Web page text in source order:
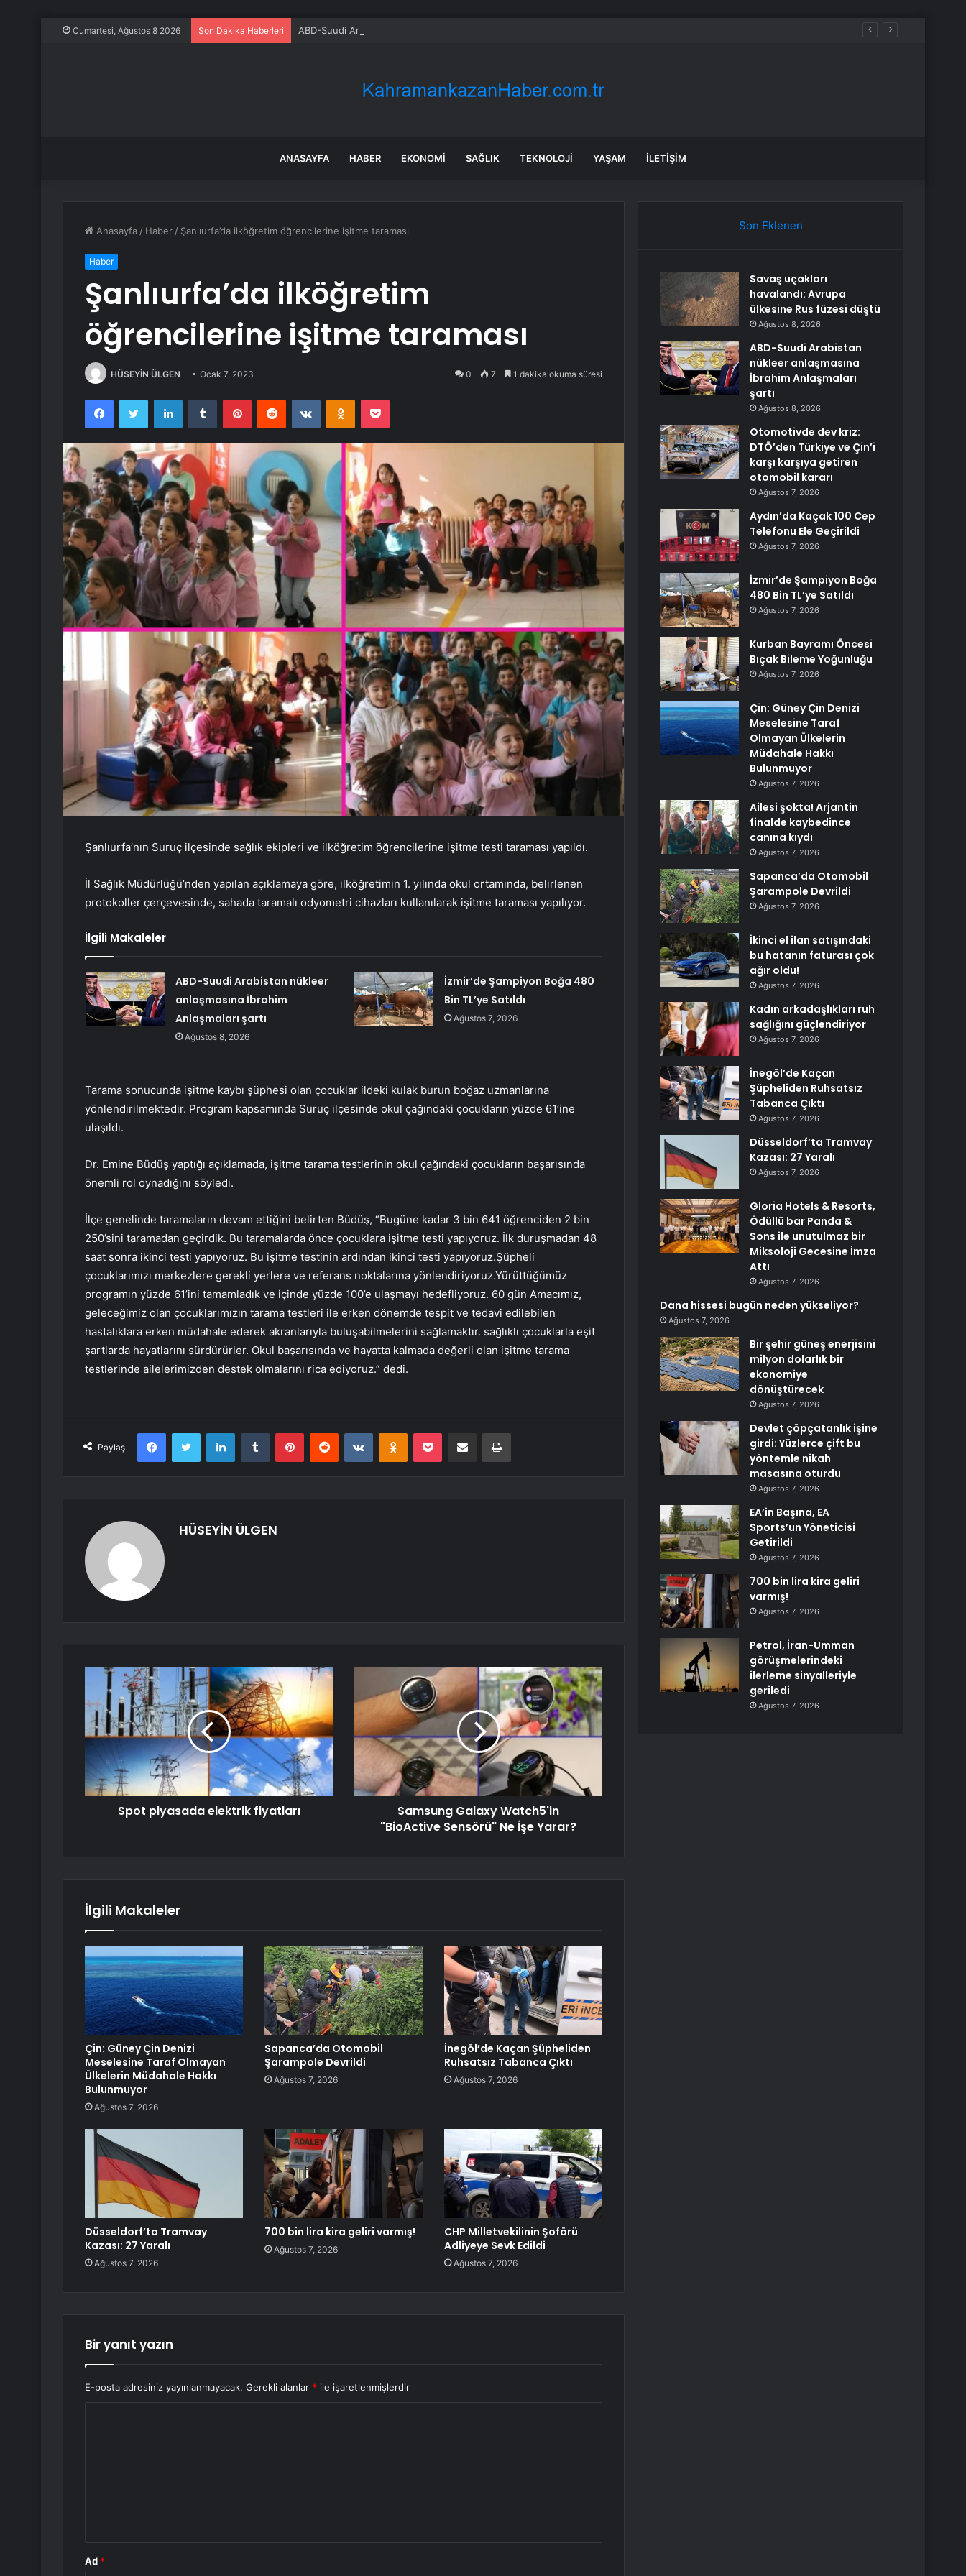
Cumartesi, Ağustos 8 2026 Son Dakika Haberleri ABD-Suudi Arabistan nükleer anlaşmasına İbrahim Anlaşmaları şartı
ANASAYFA HABER EKONOMI SAĞLIK TEKNOLOJI YAŞAM İLETIŞIM
Anasayfa / Haber / Şanlıurfa’da ilköğretim öğrencilerine işitme taraması
Haber
Şanlıurfa’da ilköğretim
öğrencilerine işitme taraması
HÜSEYİN ÜLGEN Ocak 7, 2023 0 7 1 dakika okuma süresi
FacebookTwitter LinkedInTumblr PinterestReddit VKontakteOdnoklassniki
Pocket
Şanlıurfa’nın Suruç ilçesinde sağlık ekipleri ve ilköğretim öğrencilerine işitme testi taraması yapıldı.
İl Sağlık Müdürlüğü’nden yapılan açıklamaya göre, ilköğretimin 1. yılında okul ortamında, belirlenen
protokoller çerçevesinde, sahada taramalı odyometri cihazları kullanılarak işitme taraması yapılıyor.
İlgili Makaleler
ABD-Suudi Arabistan nükleer
anlaşmasına İbrahim
Anlaşmaları şartı
Ağustos 8, 2026
İzmir’de Şampiyon Boğa 480
Bin TL’ye Satıldı
Ağustos 7, 2026
Tarama sonucunda işitme kaybı şüphesi olan çocuklar ildeki kulak burun boğaz uzmanlarına
yönlendirilmektedir. Program kapsamında Suruç ilçesinde okul çağındaki çocukların yüzde 61’ine
ulaşıldı.
Dr. Emine Büdüş yaptığı açıklamada, işitme tarama testlerinin okul çağındaki çocukların başarısında
önemli rol oynadığını söyledi.
İlçe genelinde taramaların devam ettiğini belirten Büdüş, “Bugüne kadar 3 bin 641 öğrenciden 2 bin
250’sini taramadan geçirdik. Bu taramalarda önce çocuklara işitme testi yapıyoruz. İlk duruşmadan 48
saat sonra ikinci testi yapıyoruz. Bu işitme testinin ardından ikinci testi yapıyoruz.Şüpheli
çocuklarımızı merkezlere gerekli yerlere ve referans noktalarına yönlendiriyoruz.Yürüttüğümüz
programın yüzde 61’ini tamamladık ve içinde yüzde 100’e ulaşmayı hedefliyoruz. 60 gün Amacımız,
geleceğimiz olan çocuklarımızın tarama testleri ile erken dönemde tespit ve tedavi edilebilen
hastalıklara erken müdahale ederek akranlarıyla buluşabilmelerini sağlamaktır. sağlıklı çocuklarla eşit
şartlarda hayatlarını sürdürürler. Okul başarısında ve hayatta kalmada değerli olan işitme tarama
testlerinde ailelerimizden destek olmalarını rica ediyoruz.” dedi.
Paylaş
FacebookTwitter LinkedInTumblr PinterestReddit VKontakteOdnoklassniki
Pocket E-Posta ile paylaş Yazdır
HÜSEYİN ÜLGEN
Spot piyasada elektrik fiyatları
Samsung Galaxy Watch5'in
"BioActive Sensörü" Ne İşe Yarar?
İlgili Makaleler
Çin: Güney Çin Denizi
Meselesine Taraf Olmayan
Ülkelerin Müdahale Hakkı
Bulunmuyor
Ağustos 7, 2026
Sapanca’da Otomobil
Şarampole Devrildi
Ağustos 7, 2026
İnegöl’de Kaçan Şüpheliden
Ruhsatsız Tabanca Çıktı
Ağustos 7, 2026
Düsseldorf’ta Tramvay
Kazası: 27 Yaralı
Ağustos 7, 2026
700 bin lira kira geliri varmış!
Ağustos 7, 2026
CHP Milletvekilinin Şoförü
Adliyeye Sevk Edildi
Ağustos 7, 2026
Bir yanıt yazın
E-posta adresiniz yayınlanmayacak. Gerekli alanlar * ile işaretlenmişlerdir
Ad *
Son Eklenen
Savaş uçakları
havalandı: Avrupa
ülkesine Rus füzesi düştü
Ağustos 8, 2026
ABD-Suudi Arabistan
nükleer anlaşmasına
İbrahim Anlaşmaları
şartı
Ağustos 8, 2026
Otomotivde dev kriz:
DTÖ’den Türkiye ve Çin’i
karşı karşıya getiren
otomobil kararı
Ağustos 7, 2026
Aydın’da Kaçak 100 Cep
Telefonu Ele Geçirildi
Ağustos 7, 2026
İzmir’de Şampiyon Boğa
480 Bin TL’ye Satıldı
Ağustos 7, 2026
Kurban Bayramı Öncesi
Bıçak Bileme Yoğunluğu
Ağustos 7, 2026
Çin: Güney Çin Denizi
Meselesine Taraf
Olmayan Ülkelerin
Müdahale Hakkı
Bulunmuyor
Ağustos 7, 2026
Ailesi şokta! Arjantin
finalde kaybedince
canına kıydı
Ağustos 7, 2026
Sapanca’da Otomobil
Şarampole Devrildi
Ağustos 7, 2026
İkinci el ilan satışındaki
bu hatanın faturası çok
ağır oldu!
Ağustos 7, 2026
Kadın arkadaşlıkları ruh
sağlığını güçlendiriyor
Ağustos 7, 2026
İnegöl’de Kaçan
Şüpheliden Ruhsatsız
Tabanca Çıktı
Ağustos 7, 2026
Düsseldorf’ta Tramvay
Kazası: 27 Yaralı
Ağustos 7, 2026
Gloria Hotels & Resorts,
Ödüllü bar Panda &
Sons ile unutulmaz bir
Miksoloji Gecesine İmza
Attı
Ağustos 7, 2026
Dana hissesi bugün neden yükseliyor?
Ağustos 7, 2026
Bir şehir güneş enerjisini
milyon dolarlık bir
ekonomiye
dönüştürecek
Ağustos 7, 2026
Devlet çöpçatanlık işine
girdi: Yüzlerce çift bu
yöntemle nikah
masasına oturdu
Ağustos 7, 2026
EA’in Başına, EA
Sports’un Yöneticisi
Getirildi
Ağustos 7, 2026
700 bin lira kira geliri
varmış!
Ağustos 7, 2026
Petrol, İran-Umman
görüşmelerindeki
ilerleme sinyalleriyle
geriledi
Ağustos 7, 2026